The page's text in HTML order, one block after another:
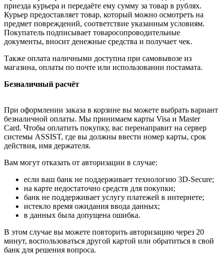
приезда курьера и передаёте ему сумму за товар в рублях.
Курьер предоставляет товар, который можно осмотреть на
предмет повреждений, соответствие указанным условиям.
Покупатель подписывает товаросопроводительные
документы, вносит денежные средства и получает чек.
Также оплата наличными доступна при самовывозе из
магазина, оплаты по почте или использовании постамата.
Безналичный расчёт
При оформлении заказа в корзине вы можете выбрать вариант
безналичной оплаты. Мы принимаем карты Visa и Master
Card. Чтобы оплатить покупку, вас перенаправит на сервер
системы ASSIST, где вы должны ввести номер карты, срок
действия, имя держателя.
Вам могут отказать от авторизации в случае:
если ваш банк не поддерживает технологию 3D-Secure;
на карте недостаточно средств для покупки;
банк не поддерживает услугу платежей в интернете;
истекло время ожидания ввода данных;
в данных была допущена ошибка.
В этом случае вы можете повторить авторизацию через 20
минут, воспользоваться другой картой или обратиться в свой
банк для решения вопроса.